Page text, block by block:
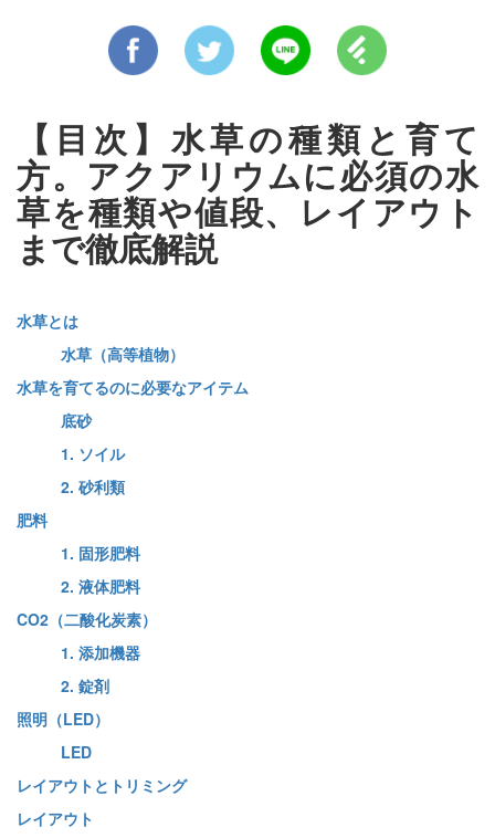
【目次】水草の種類と育て
方。アクアリウムに必須の水
草を種類や値段、レイアウト
まで徹底解説
水草とは
水草（高等植物）
水草を育てるのに必要なアイテム
底砂
1. ソイル
2. 砂利類
肥料
1. 固形肥料
2. 液体肥料
CO2（二酸化炭素）
1. 添加機器
2. 錠剤
照明（LED）
LED
レイアウトとトリミング
レイアウト